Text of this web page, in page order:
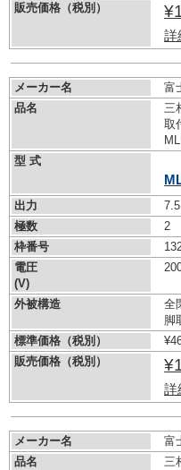
販売価格（税別）
詳
メーカー名
富
品名
三
取
型 式
出力
7.5
極数
2
枠番号
電圧
(V)
外被構造
全
脚
標準価格（税別）
販売価格（税別）
詳
メーカー名
富
品名
三